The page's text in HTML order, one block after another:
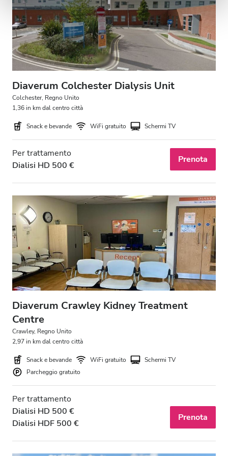
nostri partner che si occupano di analisi dei dati web,
pubblicità e social media, i quali potrebbero combinarle
con altre informazioni che hai fornito loro o che hanno
raccolto dal tuo utilizzo dei loro servizi.
Diaverum Colchester Dialysis Unit
Colchester, Regno Unito
1,36 in km dal centro città
Snack e bevande WiFi gratuito Schermi TV
Per trattamento
Dialisi HD 500 €
Prenota
Diaverum Crawley Kidney Treatment
Centre
Crawley, Regno Unito
2,97 in km dal centro città
Snack e bevande WiFi gratuito
Schermi TV
Parcheggio gratuito
Per trattamento
Dialisi HD 500 €
Dialisi HDF 500 €
Prenota